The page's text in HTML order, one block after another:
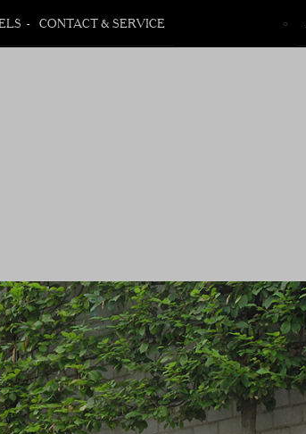
CONTACT & SERVICE